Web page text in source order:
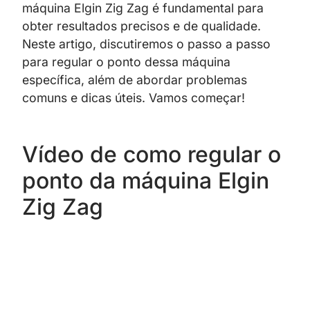
máquina Elgin Zig Zag é fundamental para
obter resultados precisos e de qualidade.
Neste artigo, discutiremos o passo a passo
para regular o ponto dessa máquina
específica, além de abordar problemas
comuns e dicas úteis. Vamos começar!
Vídeo de como regular o
ponto da máquina Elgin
Zig Zag